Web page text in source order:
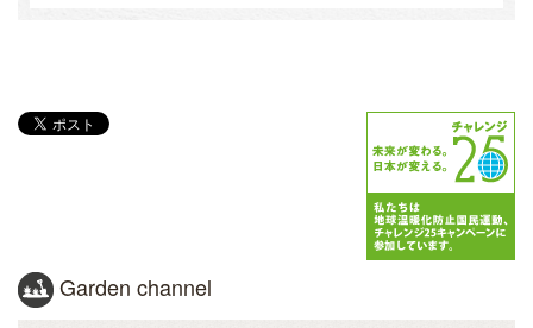
Garden channel